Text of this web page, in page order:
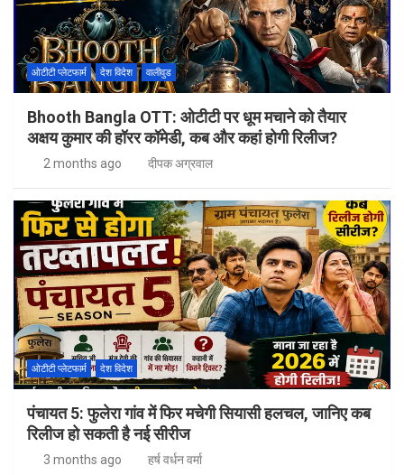
ओटीटी प्लेटफार्म देश विदेश वालीवुड
Bhooth Bangla OTT: ओटीटी पर धूम मचाने को तैयार
अक्षय कुमार की हॉरर कॉमेडी, कब और कहां होगी रिलीज?
2 months ago दीपक अग्रवाल
ओटीटी प्लेटफार्म देश विदेश
पंचायत 5: फुलेरा गांव में फिर मचेगी सियासी हलचल, जानिए कब
रिलीज हो सकती है नई सीरीज
3 months ago हर्ष वर्धन वर्मा